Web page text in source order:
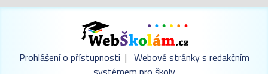
Prohlášení o přístupnosti | Webové stránky s redakčním